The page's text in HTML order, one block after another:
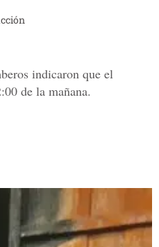
indicaron que el
de la mañana.